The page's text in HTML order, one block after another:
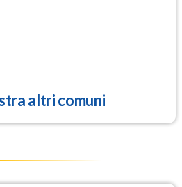
altri comuni